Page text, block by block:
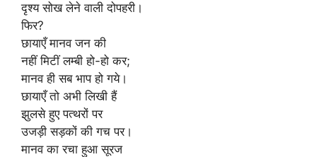
दृश्य सोख लेने वाली दोपहरी।
फिर?
छायाएँ मानव जन की
नहीं मिटीं लम्बी हो-हो कर;
मानव ही सब भाप हो गये।
छायाएँ तो अभी लिखी हैं
झुलसे हुए पत्थरों पर
उजड़ी सड़कों की गच पर।
मानव का रचा हुआ सूरज